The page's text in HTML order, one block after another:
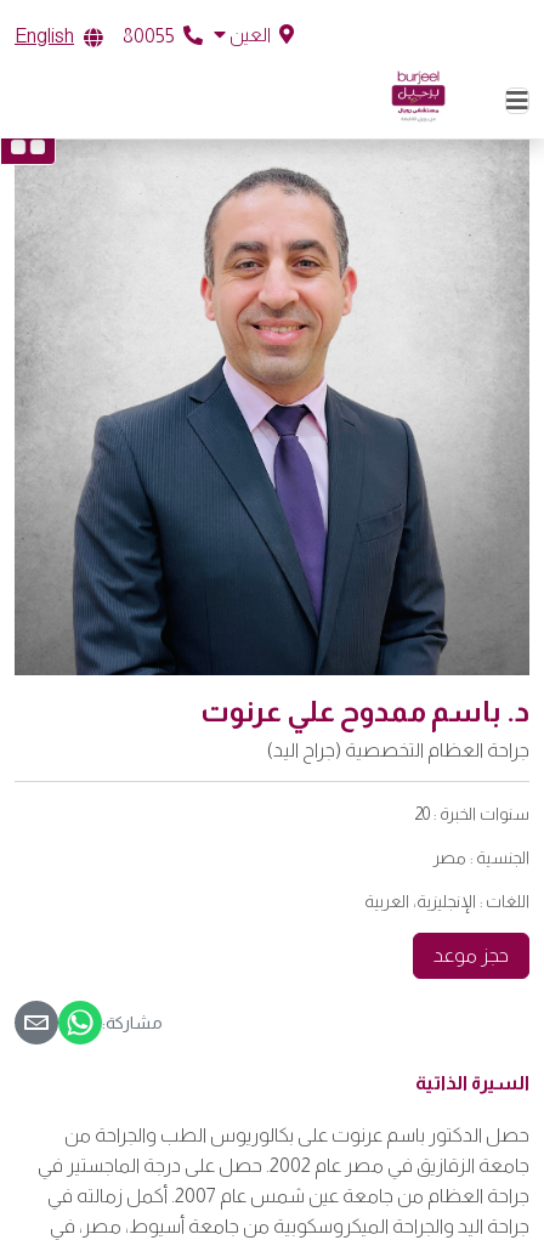
العين English
د. باسم ممدوح علي عرنوت
جراحة العظام التخصصية (جراح اليد)
سنوات الخبرة : 20
الجنسية : مصر
اللغات : الإنجليزية، العربية
حجز موعد
مشاركة:
السيرة الذاتية
حصل الدكتور باسم عرنوت على بكالوريوس الطب والجراحة من
جامعة الزقازيق في مصر عام 2002. حصل على درجة الماجستير في
جراحة العظام من جامعة عين شمس عام 2007. أكمل زمالته في
جراحة اليد والجراحة الميكروسكوبية من جامعة أسيوط، مصر، في